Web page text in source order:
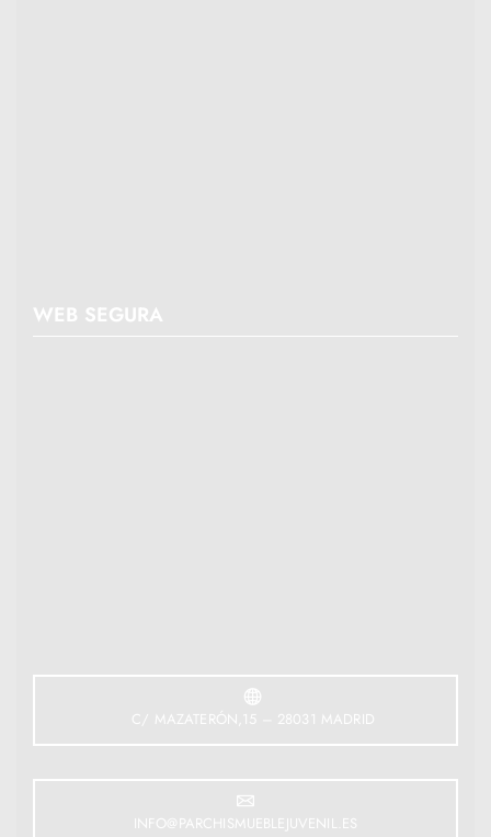
WEB SEGURA
C/ MAZATERÓN,15 – 28031 MADRID
INFO@PARCHISMUEBLEJUVENIL.ES